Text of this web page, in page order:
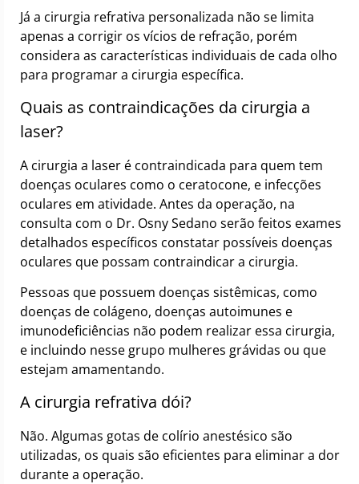
Já a cirurgia refrativa personalizada não se limita
apenas a corrigir os vícios de refração, porém
considera as características individuais de cada olho
para programar a cirurgia específica.
Quais as contraindicações da cirurgia a
laser?
A cirurgia a laser é contraindicada para quem tem
doenças oculares como o ceratocone, e infecções
oculares em atividade. Antes da operação, na
consulta com o Dr. Osny Sedano serão feitos exames
detalhados específicos constatar possíveis doenças
oculares que possam contraindicar a cirurgia.
Pessoas que possuem doenças sistêmicas, como
doenças de colágeno, doenças autoimunes e
imunodeficiências não podem realizar essa cirurgia,
e incluindo nesse grupo mulheres grávidas ou que
estejam amamentando.
A cirurgia refrativa dói?
Não. Algumas gotas de colírio anestésico são
utilizadas, os quais são eficientes para eliminar a dor
durante a operação.